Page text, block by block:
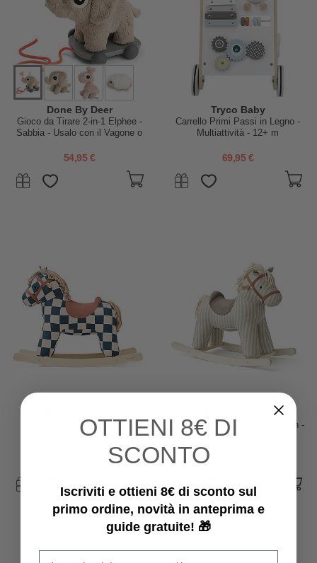
Done By Deer
Gioco da Tirare 2-in-1 Elphee -
Sabbia - Usalo con il Vagone o
54,95 €
Tryco Baby
Carrello Primi Passi in Legno -
Multiattività - 12+ m
69,95 €
Cavallo a Dondolo - Miro -
Scacchi - Petrolio e Bianco -
Cavallo a Dondolo - Sam Aiden -
Righe - 18m+
OTTIENI 8€ DI
SCONTO
Iscriviti e ottieni 8€ di sconto sul
primo ordine, novità in anteprima e
guide gratuite! 🎁